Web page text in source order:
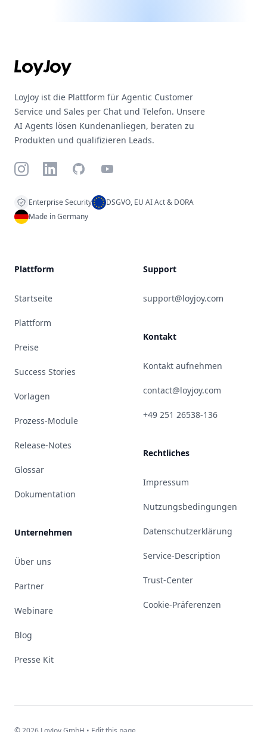
LoyJoy ist die Plattform für Agentic Customer
Service und Sales per Chat und Telefon. Unsere
AI Agents lösen Kundenanliegen, beraten zu
Produkten und qualifizieren Leads.
InstagramLinkedInGitHubYouTube
Enterprise Security
DSGVO, EU AI Act & DORA
Made in Germany
Plattform
Startseite
Plattform
Preise
Success Stories
Vorlagen
Prozess-Module
Release-Notes
Glossar
Dokumentation
Unternehmen
Über uns
Partner
Webinare
Blog
Presse Kit
Support
support@loyjoy.com
Kontakt
Kontakt aufnehmen
contact@loyjoy.com
+49 251 26538-136
Rechtliches
Impressum
Nutzungsbedingungen
Datenschutzerklärung
Service-Description
Trust-Center
Cookie-Präferenzen